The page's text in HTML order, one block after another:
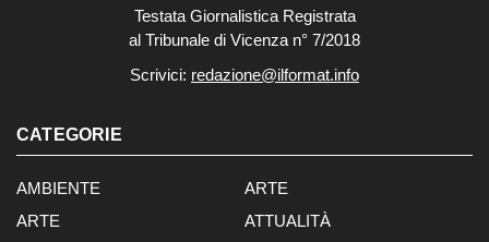
Testata Giornalistica Registrata
al Tribunale di Vicenza n° 7/2018
Scrivici: redazione@ilformat.info
CATEGORIE
AMBIENTE
ARTE
ARTE
ATTUALITÀ